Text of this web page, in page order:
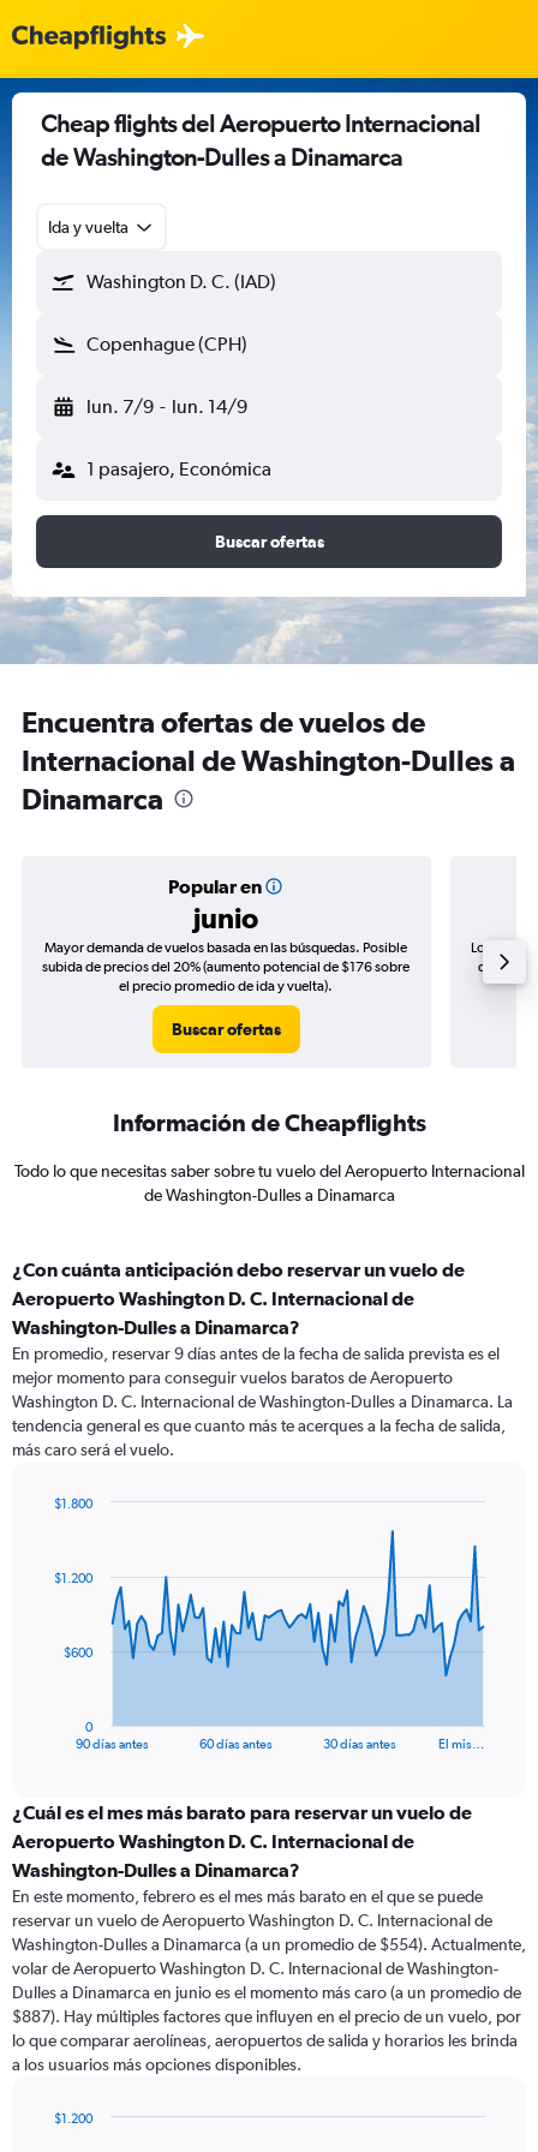
Cheap flights del Aeropuerto Internacional
de Washington-Dulles a Dinamarca
Ida y vuelta
Washington D. C. (IAD)
Copenhague (CPH)
lun. 7/9 - lun. 14/9
1 pasajero, Económica
Buscar ofertas
Encuentra ofertas de vuelos de
Internacional de Washington-Dulles a
Dinamarca
Popular en
junio
Mayor demanda de vuelos basada en las búsquedas. Posible
subida de precios del 20% (aumento potencial de $176 sobre
el precio promedio de ida y vuelta).
Buscar ofertas
Los
de
Información de Cheapflights
Todo lo que necesitas saber sobre tu vuelo del Aeropuerto Internacional
de Washington-Dulles a Dinamarca
¿Con cuánta anticipación debo reservar un vuelo de
Aeropuerto Washington D. C. Internacional de
Washington-Dulles a Dinamarca?
En promedio, reservar 9 días antes de la fecha de salida prevista es el
mejor momento para conseguir vuelos baratos de Aeropuerto
Washington D. C. Internacional de Washington-Dulles a Dinamarca. La
tendencia general es que cuanto más te acerques a la fecha de salida,
más caro será el vuelo.
data
The
categories.
Range:
91
categories.
The
chart
has
1
Y
axis
displaying
values.
to
90 días antes 60 días antes 30 días antes El mis…
0
$600
$1.200
$1.800
¿Cuál es el mes más barato para reservar un vuelo de
Aeropuerto Washington D. C. Internacional de
Washington-Dulles a Dinamarca?
En este momento, febrero es el mes más barato en el que se puede
reservar un vuelo de Aeropuerto Washington D. C. Internacional de
Washington-Dulles a Dinamarca (a un promedio de $554). Actualmente,
volar de Aeropuerto Washington D. C. Internacional de Washington-
Dulles a Dinamarca en junio es el momento más caro (a un promedio de
$887). Hay múltiples factores que influyen en el precio de un vuelo, por
lo que comparar aerolíneas, aeropuertos de salida y horarios les brinda
a los usuarios más opciones disponibles.
$1.200